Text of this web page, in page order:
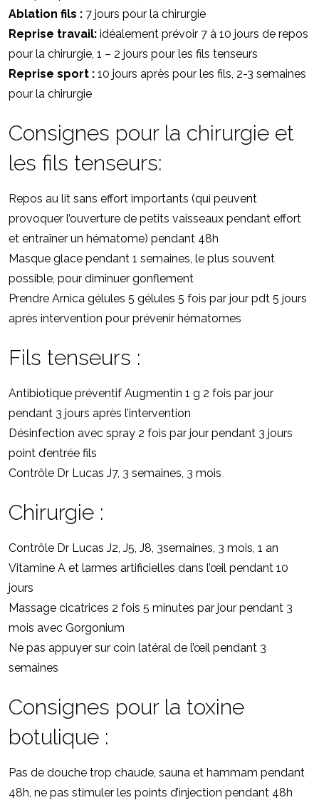
Ablation fils : 7 jours pour la chirurgie
Reprise travail: idéalement prévoir 7 à 10 jours de repos
pour la chirurgie, 1 – 2 jours pour les fils tenseurs
Reprise sport : 10 jours après pour les fils, 2-3 semaines
pour la chirurgie
Consignes pour la chirurgie et
les fils tenseurs:
Repos au lit sans effort importants (qui peuvent
provoquer l’ouverture de petits vaisseaux pendant effort
et entraîner un hématome) pendant 48h
Masque glace pendant 1 semaines, le plus souvent
possible, pour diminuer gonflement
Prendre Arnica gélules 5 gélules 5 fois par jour pdt 5 jours
après intervention pour prévenir hématomes
Fils tenseurs :
Antibiotique préventif Augmentin 1 g 2 fois par jour
pendant 3 jours après l’intervention
Désinfection avec spray 2 fois par jour pendant 3 jours
point d’entrée fils
Contrôle Dr Lucas J7, 3 semaines, 3 mois
Chirurgie :
Contrôle Dr Lucas J2, J5, J8, 3semaines, 3 mois, 1 an
Vitamine A et larmes artificielles dans l’œil pendant 10
jours
Massage cicatrices 2 fois 5 minutes par jour pendant 3
mois avec Gorgonium
Ne pas appuyer sur coin latéral de l’œil pendant 3
semaines
Consignes pour la toxine
botulique :
Pas de douche trop chaude, sauna et hammam pendant
48h, ne pas stimuler les points d’injection pendant 48h